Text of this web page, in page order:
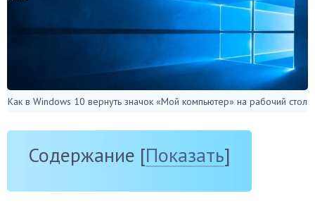
Как в Windows 10 вернуть значок «Мой компьютер» на рабочий стол
Содержание [Показать]